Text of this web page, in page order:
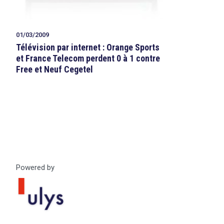
01/03/2009
Télévision par internet : Orange Sports
et France Telecom perdent 0 à 1 contre
Free et Neuf Cegetel
Powered by